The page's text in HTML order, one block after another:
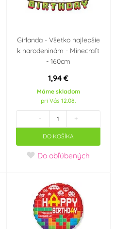
Girlanda - Všetko najlepšie
k narodeninám - Minecraft
- 160cm
1,94 €
Máme skladom
pri Vás 12.08.
- +
DO KOŠÍKA
Do obľúbených